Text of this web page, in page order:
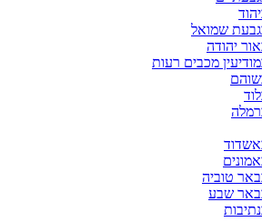
שמואל
יהודה
מכבים רעות
טוביה
שבע